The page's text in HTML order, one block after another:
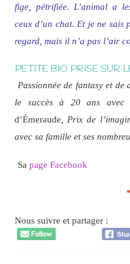
fige, pétrifiée. L’animal a
ceux d’un chat. Et je ne sais
regard, mais il n’a pas l’air
PETITE BIO PRISE SUR
Passionnée de fantasy et
le succès à 20 ans
d’Émeraude , Prix de
avec sa famille et ses
Sa page Facebook
Nous suivre et partager :